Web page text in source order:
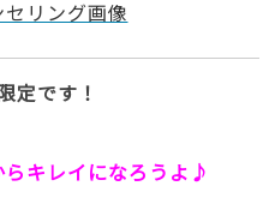
定です！
キレイになろうよ♪